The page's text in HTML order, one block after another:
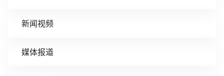
新闻视频
媒体报道